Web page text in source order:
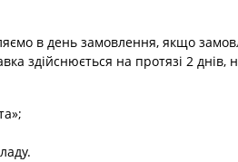
в день замовлення, якщо
здійснюється на протязі 2